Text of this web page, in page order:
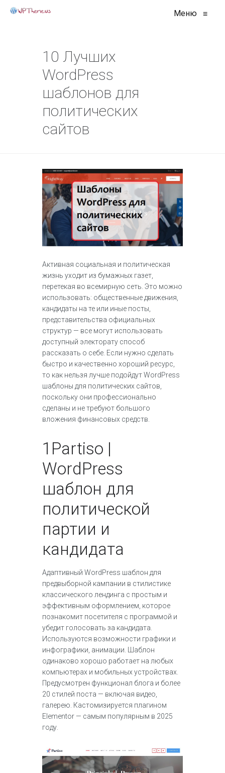
Меню ≡
10 Лучших
WordPress
шаблонов для
политических
сайтов
Активная социальная и политическая
жизнь уходит из бумажных газет,
перетекая во всемирную сеть. Это можно
использовать: общественные движения,
кандидаты на те или иные посты,
представительства официальных
структур — все могут использовать
доступный электорату способ
рассказать о себе. Если нужно сделать
быстро и качественно хороший ресурс,
то как нельзя лучше подойдут WordPress
шаблоны для политических сайтов,
поскольку они профессионально
сделаны и не требуют большого
вложения финансовых средств.
1 Partiso |
WordPress
шаблон для
политической
партии и
кандидата
Адаптивный WordPress шаблон для
предвыборной кампании в стилистике
классического лендинга с простым и
эффективным оформлением, которое
познакомит посетителя с программой и
убедит голосовать за кандидата.
Используются возможности графики и
инфографики, анимации. Шаблон
одинаково хорошо работает на любых
компьютерах и мобильных устройствах.
Предусмотрен функционал блога и более
20 стилей поста — включая видео,
галерею. Кастомизируется плагином
Elementor — самым популярным в 2025
году.